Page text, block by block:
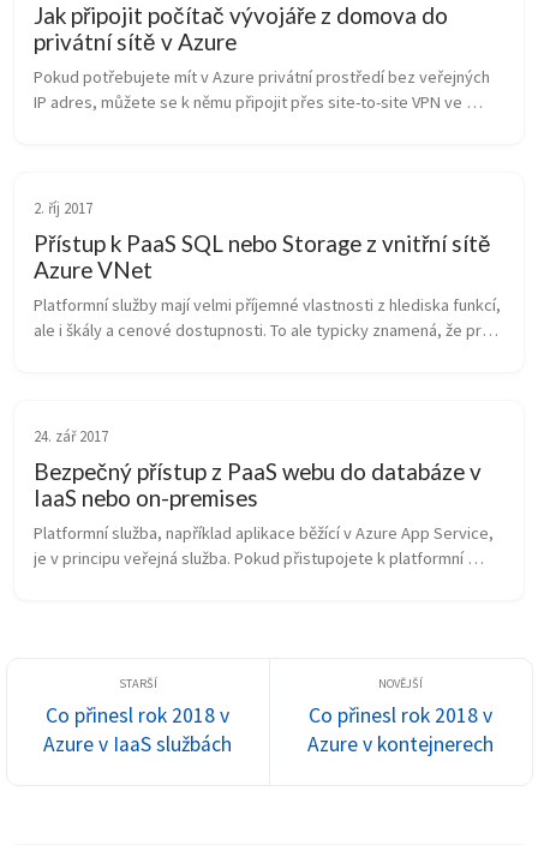
Jak připojit počítač vývojáře z domova do
privátní sítě v Azure
Pokud potřebujete mít v Azure privátní prostředí bez veřejných
IP adres, můžete se k němu připojit přes site-to-site VPN ve
2. říj 2017
Přístup k PaaS SQL nebo Storage z vnitřní sítě
Azure VNet
Platformní služby mají velmi příjemné vlastnosti z hlediska funkcí,
ale i škály a cenové dostupnosti. To ale typicky znamená, že pro
24. zář 2017
Bezpečný přístup z PaaS webu do databáze v
IaaS nebo on-premises
Platformní služba, například aplikace běžící v Azure App Service,
je v principu veřejná služba. Pokud přistupojete k platformní
Co přinesl rok 2018 v
Azure v IaaS službách
Co přinesl rok 2018 v
Azure v kontejnerech